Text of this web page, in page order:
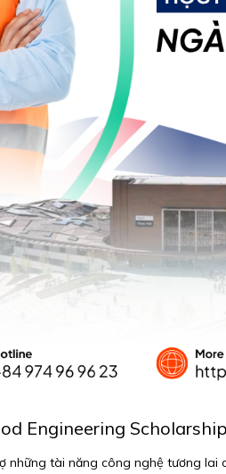
Engineering
những tài năng công nghệ tương